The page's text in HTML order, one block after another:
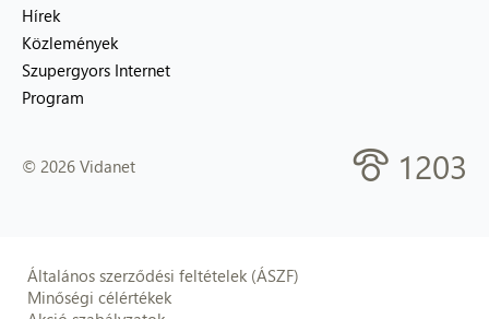
Hírek
Közlemények
Szupergyors Internet
Program
© 2026 Vidanet 1203
Általános szerződési feltételek (ÁSZF)
Minőségi célértékek